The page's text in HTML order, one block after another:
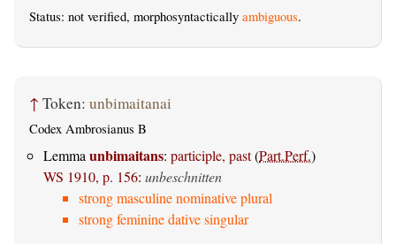
Status: not verified, morphosyntactically ambiguous.
↑ Token: unbimaitanai
Codex Ambrosianus B
Lemma unbimaitans: participle, past(Part.Perf.)
WS 1910, p. 156: unbeschnitten
strong masculine nominative plural
strong feminine dative singular